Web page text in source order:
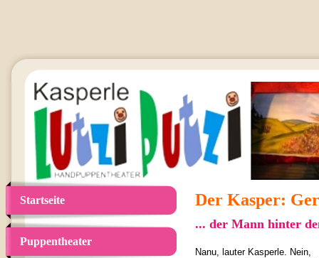
Startseite
Puppentheater
Der Kasper:
... der Mann hinter
Nanu, lauter Kasperle. Nein,